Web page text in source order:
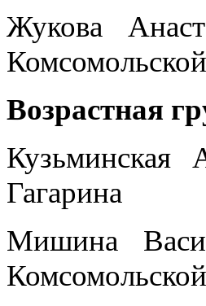
Жукова
Возрастная
Гагарина
Мишина
Комсомольской